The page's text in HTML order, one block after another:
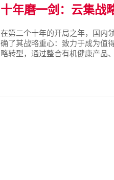
十年磨一剑：云集战
在第二个十年的开局之年，国内
确了其战略重心：致力于成为值
略转型，通过整合有机健康产品